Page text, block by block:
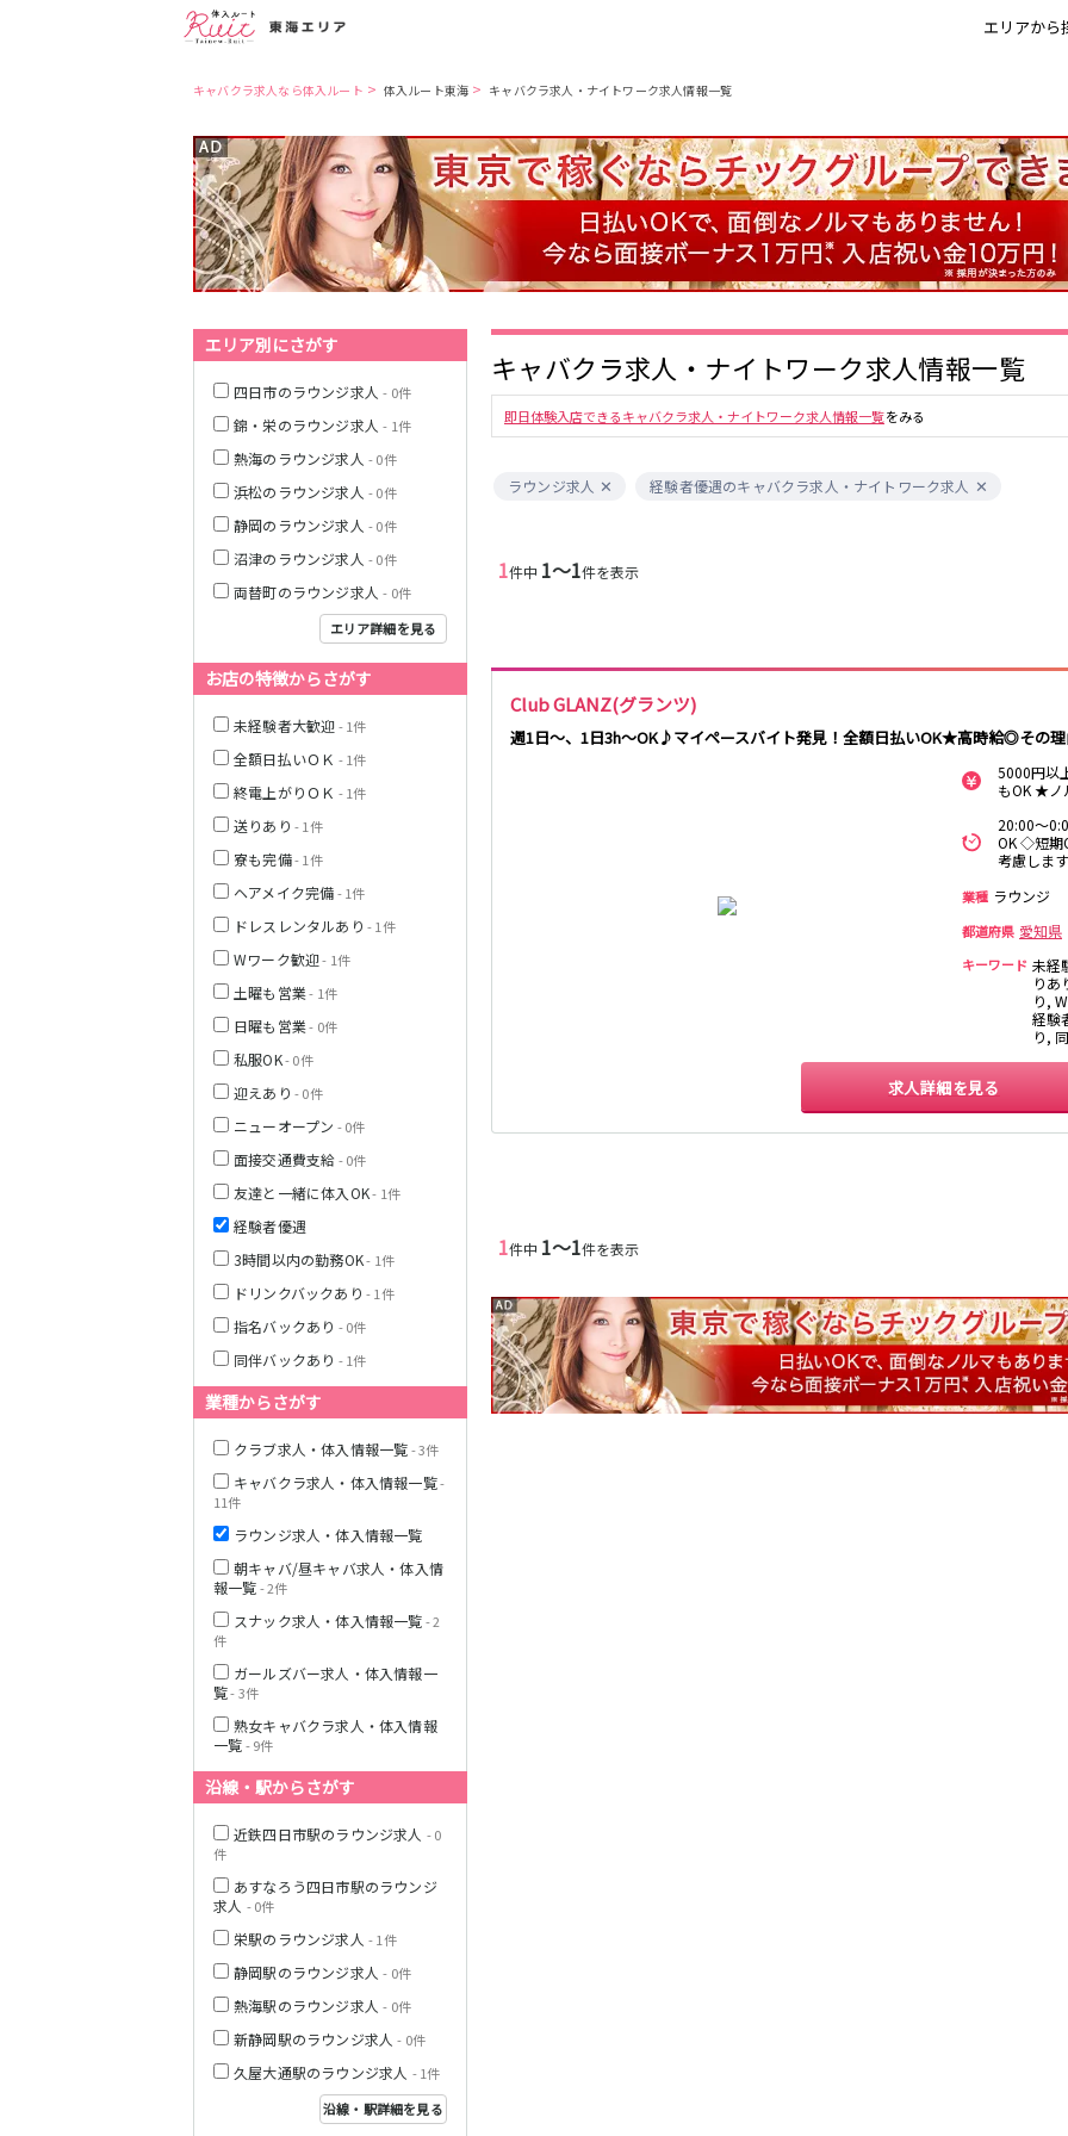
エリアから
キャバクラ求人なら体入ルート > 体入ルート東海 > キャバクラ求人・ナイトワーク求人情報一覧
キャバクラ求人・ナイトワーク求人情報一覧
即日体験入店できるキャバクラ求人・ナイトワーク求人情報一覧をみる
ラウンジ求人 経験者優遇のキャバクラ求人・ナイトワーク求人
1件中 1〜1件を表示
Club GLANZ(グランツ)
週1日〜、1日3h〜OK♪マイペースバイト発見！全額日払いOK★高時給◎その
5000円以
もOK ★ノ
20:00～
OK ◇短期
考慮しま
業種 ラウンジ
都道府県 愛知県
キーワード 未経
りあ
り,
経験
り,
求人詳細を見る
1件中 1〜1件を表示
エリア別にさがす
四日市のラウンジ求人- 0件
錦・栄のラウンジ求人- 1件
熱海のラウンジ求人 - 0件
浜松のラウンジ求人 - 0件
静岡のラウンジ求人 - 0件
沼津のラウンジ求人 - 0件
両替町のラウンジ求人- 0件
エリア詳細を見る
お店の特徴からさがす
未経験者大歓迎- 1件
全額日払いＯＫ - 1件
終電上がりＯＫ - 1件
送りあり - 1件
寮も完備- 1件
ヘアメイク完備- 1件
ドレスレンタルあり - 1件
Wワーク歓迎- 1件
土曜も営業- 1件
日曜も営業- 0件
私服OK- 0件
迎えあり - 0件
ニューオープン - 0件
面接交通費支給- 0件
友達と一緒に体入OK- 1件
経験者優遇
3時間以内の勤務OK- 1件
ドリンクバックあり - 1件
指名バックあり - 0件
同伴バックあり - 1件
業種からさがす
クラブ求人・体入情報一覧- 3件
キャバクラ求人・体入情報一覧-
11件
ラウンジ求人・体入情報一覧
朝キャバ/昼キャバ求人・体入情
報一覧- 2件
スナック求人・体入情報一覧- 2
件
ガールズバー求人・体入情報一
覧- 3件
熟女キャバクラ求人・体入情報
一覧- 9件
沿線・駅からさがす
近鉄四日市駅のラウンジ求人 - 0
件
あすなろう四日市駅のラウンジ
求人 - 0件
栄駅のラウンジ求人 - 1件
静岡駅のラウンジ求人- 0件
熱海駅のラウンジ求人- 0件
新静岡駅のラウンジ求人- 0件
久屋大通駅のラウンジ求人 - 1件
沿線・駅詳細を見る
愛知県 錦・栄 金山 春日井
小牧
名古屋市南部
尾張西部 知多
名古屋市東部
豊田
名駅 名古屋市中心部
三重県 四日市
岐阜県 岐阜
該当求人 0件 選択した内容で設定
名古屋市営地下
鉄東山線
栄駅 藤が丘駅 今池駅
名古屋市営地下
鉄桜通線
久屋大通駅 今池駅
JR中央本線(名古
金山駅 勝川駅 春日井駅
名鉄名古屋本線 金山駅 名鉄岐阜駅 妙興寺駅 名鉄名古屋駅
近鉄名古屋線 近鉄四日市駅 近鉄名古屋駅
JR関西本線(名古
JR東海道本線(浜
松～岐阜)
南安城駅
柴田駅
森下駅
観音寺駅
豊田市駅
JR東海道本線(熱
熱海駅 静岡駅 沼津駅
掛川駅
三島駅
水線
JR御殿場線
伊豆箱根鉄道駿
豆線
天竜浜名湖線
JR伊東線